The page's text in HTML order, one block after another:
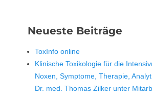
Neueste Beiträge
ToxInfo online
Klinische Toxikologie für die
Noxen, Symptome, Therapie,
Dr. med. Thomas Zilker unter